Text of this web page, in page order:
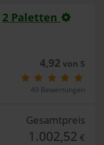
2 Paletten
4,92von 5
49 Bewertungen
Gesamtpreis
1.002,52 €